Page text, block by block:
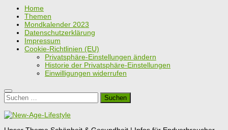
Home
Themen
Mondkalender 2023
Datenschutzerklärung
Impressum
Cookie-Richtlinien (EU)
Privatsphäre-Einstellungen ändern
Historie der Privatsphäre-Einstellungen
Einwilligungen widerrufen
Suchen
nach: